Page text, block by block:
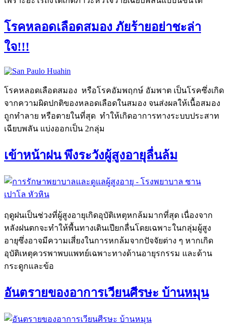
โรคหลอดเลือดสมอง ภัยร้ายอย่าชะล่า
ใจ!!!
โรคหลอดเลือดสมอง หรือโรคอัมพฤกษ์ อัมพาต เป็นโรคซึ่งเกิด
จากความผิดปกติของหลอดเลือดในสมอง จนส่งผลให้เนื้อสมอง
ถูกทำลาย หรือตายในที่สุด ทำให้เกิดอาการทางระบบประสาท
เฉียบพลัน แบ่งออกเป็น 2กลุ่ม
เข้าหน้าฝน พึงระวังผู้สูงอายุลื่นล้ม
ฤดูฝนเป็นช่วงที่ผู้สูงอายุเกิดอุบัติเหตุหกล้มมากที่สุด เนื่องจาก
หลังฝนตกจะทำให้พื้นทางเดินเปียกลื่นโดยเฉพาะในกลุ่มผู้สูง
อายุซึ่งอาจมีความเสี่ยงในการหกล้มจากปัจจัยต่าง ๆ หากเกิด
อุบัติเหตุควรพาพบแพทย์เฉพาะทางด้านอายุรกรรม และด้าน
กระดูกและข้อ
อันตรายของอาการเวียนศีรษะ บ้านหมุน